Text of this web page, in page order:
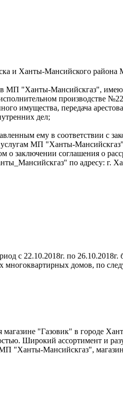
и Ханты-Мансийского
МП "Ханты-Мансийскгаз",
производстве
имущества, передача
дел;
ему в соответствии с
услугам МП "Ханты-
о заключении соглашения о
по адресу: г.
22.10.2018г. по 26.10.2018г.
домов, по
"Газовик" в городе
Широкий ассортимент и
"Ханты-Мансийскгаз",